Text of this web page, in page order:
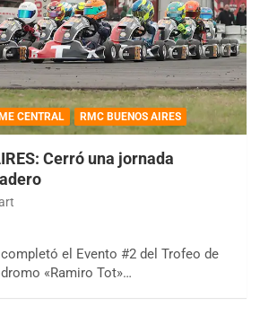
CENTRAL RMC BUENOS AIRES
Cerró una jornada
el Evento #2 del Trofeo de
«Ramiro Tot»…